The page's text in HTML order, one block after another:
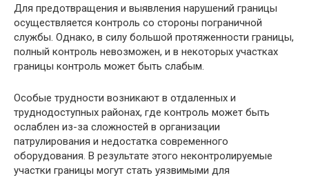
Для предотвращения и выявления нарушений границы
осуществляется контроль со стороны пограничной
службы. Однако, в силу большой протяженности границы,
полный контроль невозможен, и в некоторых участках
границы контроль может быть слабым.
Особые трудности возникают в отдаленных и
труднодоступных районах, где контроль может быть
ослаблен из-за сложностей в организации
патрулирования и недостатка современного
оборудования. В результате этого неконтролируемые
участки границы могут стать уязвимыми для